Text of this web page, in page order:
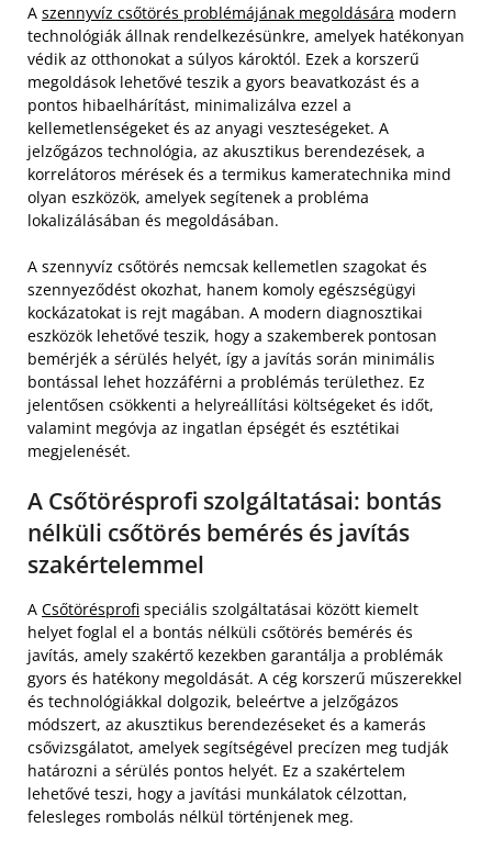
A szennyvíz csőtörés problémájának megoldására modern
technológiák állnak rendelkezésünkre, amelyek hatékonyan
védik az otthonokat a súlyos károktól. Ezek a korszerű
megoldások lehetővé teszik a gyors beavatkozást és a
pontos hibaelhárítást, minimalizálva ezzel a
kellemetlenségeket és az anyagi veszteségeket. A
jelzőgázos technológia, az akusztikus berendezések, a
korrelátoros mérések és a termikus kameratechnika mind
olyan eszközök, amelyek segítenek a probléma
lokalizálásában és megoldásában.
A szennyvíz csőtörés nemcsak kellemetlen szagokat és
szennyeződést okozhat, hanem komoly egészségügyi
kockázatokat is rejt magában. A modern diagnosztikai
eszközök lehetővé teszik, hogy a szakemberek pontosan
bemérjék a sérülés helyét, így a javítás során minimális
bontással lehet hozzáférni a problémás területhez. Ez
jelentősen csökkenti a helyreállítási költségeket és időt,
valamint megóvja az ingatlan épségét és esztétikai
megjelenését.
A Csőtörésprofi szolgáltatásai: bontás
nélküli csőtörés bemérés és javítás
szakértelemmel
A Csőtörésprofi speciális szolgáltatásai között kiemelt
helyet foglal el a bontás nélküli csőtörés bemérés és
javítás, amely szakértő kezekben garantálja a problémák
gyors és hatékony megoldását. A cég korszerű műszerekkel
és technológiákkal dolgozik, beleértve a jelzőgázos
módszert, az akusztikus berendezéseket és a kamerás
csővizsgálatot, amelyek segítségével precízen meg tudják
határozni a sérülés pontos helyét. Ez a szakértelem
lehetővé teszi, hogy a javítási munkálatok célzottan,
felesleges rombolás nélkül történjenek meg.